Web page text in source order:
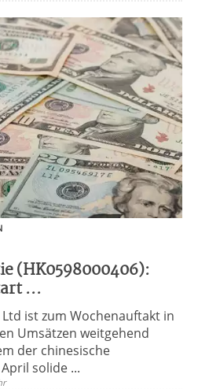
(HK0598000406):
...
ist zum Wochenauftakt in
Umsätzen weitgehend
der chinesische
solide ...